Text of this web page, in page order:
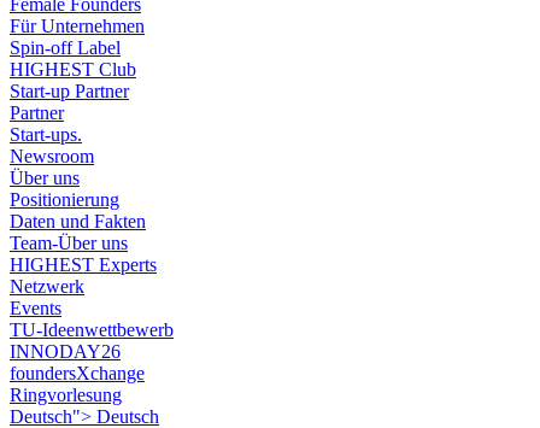
Female Founders
Für Unternehmen
Spin-off Label
HIGHEST Club
Start-up Partner
Partner
Start-ups.
Newsroom
Über uns
Positionierung
Daten und Fakten
Team-Über uns
HIGHEST Experts
Netzwerk
Events
TU-Ideenwettbewerb
INNODAY26
foundersXchange
Ringvorlesung
Deutsch"> Deutsch